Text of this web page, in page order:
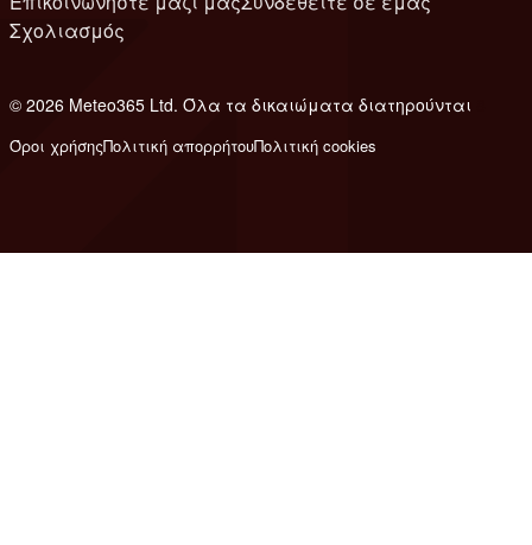
Σχολιασμός
© 2026 Meteo365 Ltd. Όλα τα δικαιώματα διατηρούνται
Όροι χρήσηςΠολιτική απορρήτουΠολιτική cookies